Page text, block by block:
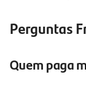
Perguntas
Quem paga